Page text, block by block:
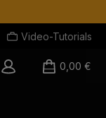
Video-Tutorials
0,00 €